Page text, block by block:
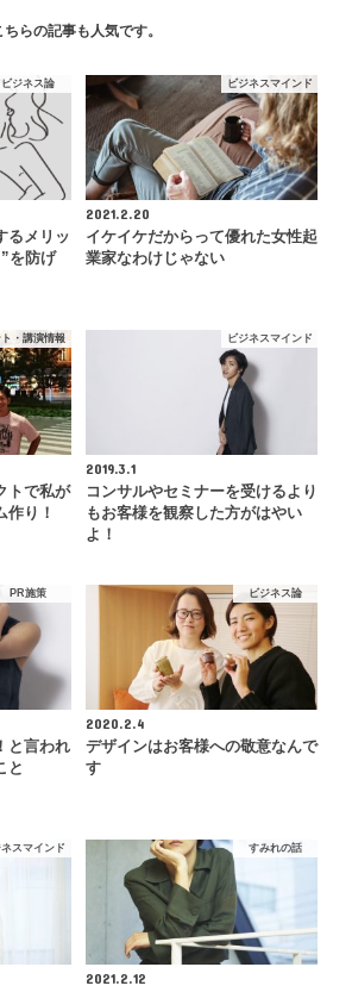
ちらの記事も人気です。
ビジネス論
るメリッ
を防げ
ビジネスマインド
2021.2.20
イケイケだからって優れた女性起
業家なわけじゃない
・講演情報
トで私が
作り！
ビジネスマインド
2019.3.1
コンサルやセミナーを受けるより
もお客様を観察した方がはやい
よ！
PR施策
と言われ
と
ビジネス論
2020.2.4
デザインはお客様への敬意なんで
す
ネスマインド すみれの話
2021.2.12